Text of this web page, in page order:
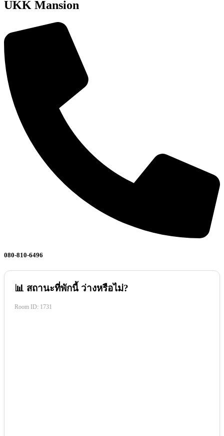
UKK Mansion
080-810-6496
📊 สถานะที่พักนี้ ว่างหรือไม่?
Room ID: 1731